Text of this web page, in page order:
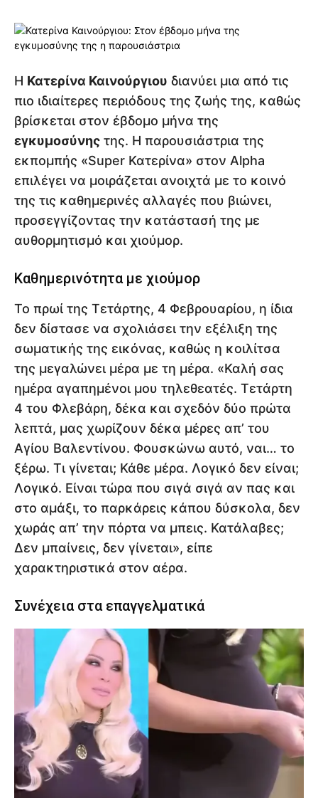
Η Κατερίνα Καινούργιου διανύει μια από τις
πιο ιδιαίτερες περιόδους της ζωής της, καθώς
βρίσκεται στον έβδομο μήνα της
εγκυμοσύνης της. Η παρουσιάστρια της
εκπομπής «Super Κατερίνα» στον Alpha
επιλέγει να μοιράζεται ανοιχτά με το κοινό
της τις καθημερινές αλλαγές που βιώνει,
προσεγγίζοντας την κατάστασή της με
αυθορμητισμό και χιούμορ.
Καθημερινότητα με χιούμορ
Το πρωί της Τετάρτης, 4 Φεβρουαρίου, η ίδια
δεν δίστασε να σχολιάσει την εξέλιξη της
σωματικής της εικόνας, καθώς η κοιλίτσα
της μεγαλώνει μέρα με τη μέρα. «Καλή σας
ημέρα αγαπημένοι μου τηλεθεατές. Τετάρτη
4 του Φλεβάρη, δέκα και σχεδόν δύο πρώτα
λεπτά, μας χωρίζουν δέκα μέρες απ’ του
Αγίου Βαλεντίνου. Φουσκώνω αυτό, ναι… το
ξέρω. Τι γίνεται; Κάθε μέρα. Λογικό δεν είναι;
Λογικό. Είναι τώρα που σιγά σιγά αν πας και
στο αμάξι, το παρκάρεις κάπου δύσκολα, δεν
χωράς απ’ την πόρτα να μπεις. Κατάλαβες;
Δεν μπαίνεις, δεν γίνεται», είπε
χαρακτηριστικά στον αέρα.
Συνέχεια στα επαγγελματικά